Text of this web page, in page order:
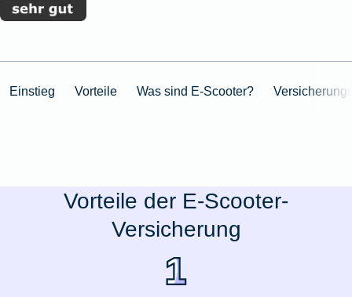
Einstieg Vorteile Was sind E-Scooter?
Vorteile der E-Scooter-
Versicherung